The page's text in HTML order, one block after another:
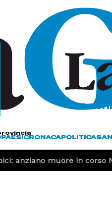
PAESICRONACAPOLITICA
anziano muore in corso